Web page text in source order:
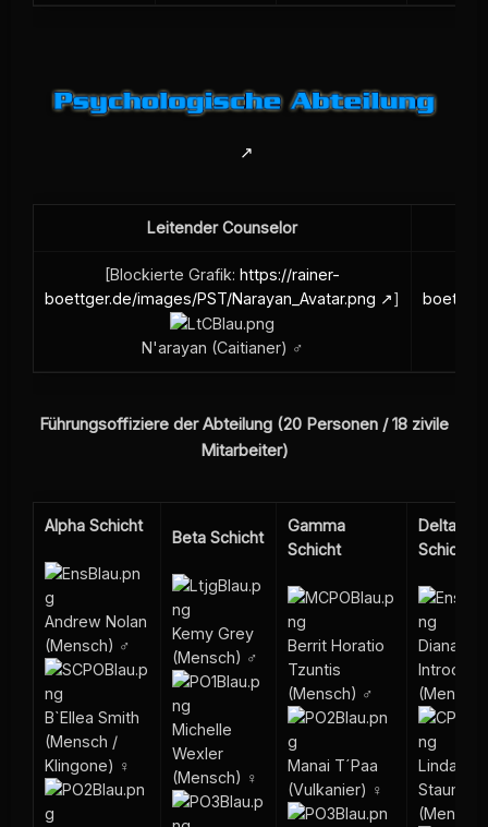
Leitender Counselor
[Blockierte Grafik: https://rainer-
boettger.de/images/PST/Narayan_Avatar.png
]
N'arayan (Caitianer) ♂
Führungsoffiziere der Abteilung (20 Personen / 18 zivile
Mitarbeiter)
Alpha Schicht
Andrew Nolan
(Mensch) ♂
B`Ellea Smith
(Mensch /
Klingone) ♀
Beta Schicht
Kemy Grey
(Mensch) ♂
Michelle
Wexler
(Mensch) ♀
Gamma
Schicht
Berrit Horatio
Tzuntis
(Mensch) ♂
Manai T´Paa
(Vulkanier) ♀
Delta
Schicht
Diana
Introcaso
Linda
Staumer